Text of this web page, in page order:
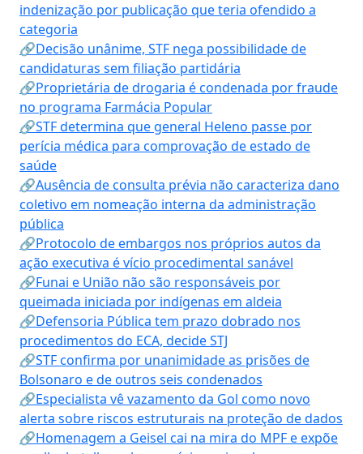
indenização por publicação que teria ofendido a
categoria
🔗Decisão unânime, STF nega possibilidade de
candidaturas sem filiação partidária
🔗Proprietária de drogaria é condenada por fraude
no programa Farmácia Popular
🔗STF determina que general Heleno passe por
perícia médica para comprovação de estado de
saúde
🔗Ausência de consulta prévia não caracteriza dano
coletivo em nomeação interna da administração
pública
🔗Protocolo de embargos nos próprios autos da
ação executiva é vício procedimental sanável
🔗Funai e União não são responsáveis por
queimada iniciada por indígenas em aldeia
🔗Defensoria Pública tem prazo dobrado nos
procedimentos do ECA, decide STJ
🔗STF confirma por unanimidade as prisões de
Bolsonaro e de outros seis condenados
🔗Especialista vê vazamento da Gol como novo
alerta sobre riscos estruturais na proteção de dados
🔗Homenagem a Geisel cai na mira do MPF e expõe